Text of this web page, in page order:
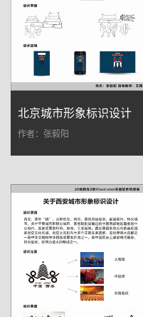
北京城市形象标识设计
作者：张毅阳